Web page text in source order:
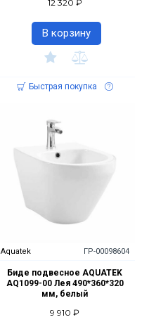
12 320 ₽
В корзину
Быстрая покупка
Aquatek ГР-00098604
Биде подвесное AQUATEK
AQ1099-00 Лея 490*360*320
мм, белый
9 910 ₽